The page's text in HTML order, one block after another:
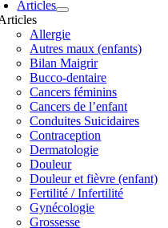
Articles
Allergie
Autres maux (enfants)
Bilan Maigrir
Bucco-dentaire
Cancers féminins
Cancers de l’enfant
Conduites Suicidaires
Contraception
Dermatologie
Douleur
Douleur et fièvre (enfant)
Fertilité / Infertilité
Gynécologie
Grossesse